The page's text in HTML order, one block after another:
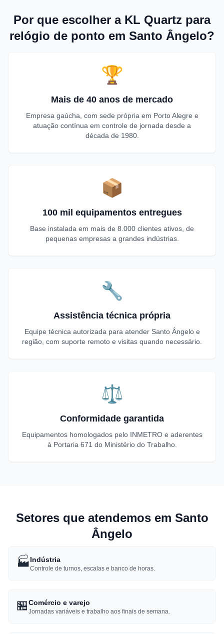
Por que escolher a KL Quartz para
relógio de ponto em Santo Ângelo?
🏆
Mais de 40 anos de mercado
Empresa gaúcha, com sede própria em Porto Alegre e
atuação contínua em controle de jornada desde a
década de 1980.
📦
100 mil equipamentos entregues
Base instalada em mais de 8.000 clientes ativos, de
pequenas empresas a grandes indústrias.
🔧
Assistência técnica própria
Equipe técnica autorizada para atender Santo Ângelo e
região, com suporte remoto e visitas quando necessário.
⚖️
Conformidade garantida
Equipamentos homologados pelo INMETRO e aderentes
à Portaria 671 do Ministério do Trabalho.
Setores que atendemos em Santo
Ângelo
🏭Indústria
Controle de turnos, escalas e banco de horas.
🏪Comércio e varejo
Jornadas variáveis e trabalho aos finais de semana.